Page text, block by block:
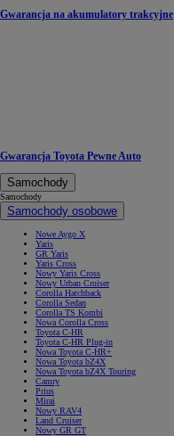
Gwarancja na akumulatory trakcyjne
Gwarancja Toyota Pewne Auto
Samochody
Samochody
Samochody osobowe
Nowe Aygo X
Yaris
GR Yaris
Yaris Cross
Nowy Yaris Cross
Nowy Urban Cruiser
Corolla Hatchback
Corolla Sedan
Corolla TS Kombi
Nowa Corolla Cross
Toyota C-HR
Toyota C-HR Plug-in
Nowa Toyota C-HR+
Nowa Toyota bZ4X
Nowa Toyota bZ4X Touring
Camry
Prius
Mirai
Nowy RAV4
Land Cruiser
Nowy GR GT